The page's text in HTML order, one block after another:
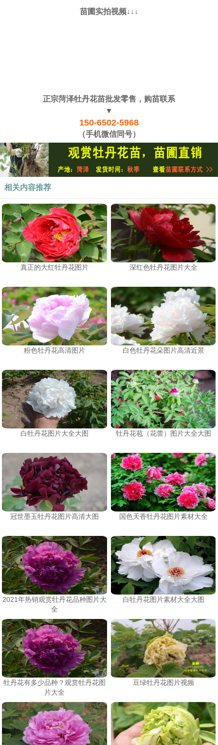
苗圃实拍视频↓↓↓
正宗菏泽牡丹花苗批发零售，购苗联系
▼
150-6502-5968
（手机微信同号）
相关内容推荐
真正的大红牡丹花图片 深红色牡丹花图片大全
粉色牡丹花高清图片 白色牡丹花朵图片高清近景
白牡丹花图片大全大图 牡丹花苞（花蕾）图片大全大图
冠世墨玉牡丹花图片高清大图 国色天香牡丹花图片素材大全
2021年热销观赏牡丹花品种图片大
全
白牡丹花图片素材大全大图
牡丹花有多少品种？观赏牡丹花图
片大全
豆绿牡丹花图片视频